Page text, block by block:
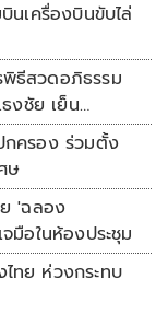
นเครื่องบินขับไล่
ธีสวดอภิธรรม
งชัย เย็น
กครอง ร่วมตั้ง
ษ
'ฉลอง
มือในห้องประชุม
ทย ห่วงกระทบ